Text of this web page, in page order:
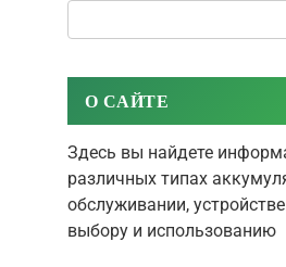
О САЙТЕ
Здесь вы найдете
различных типах
обслуживании,
выбору и использованию